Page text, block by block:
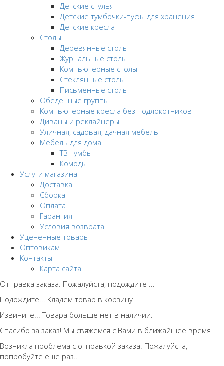
Детские стулья
Детские тумбочки-пуфы для хранения
Детские кресла
Столы
Деревянные столы
Журнальные столы
Компьютерные столы
Стеклянные столы
Письменные столы
Обеденные группы
Компьютерные кресла без подлокотников
Диваны и реклайнеры
Уличная, садовая, дачная мебель
Мебель для дома
ТВ-тумбы
Комоды
Услуги магазина
Доставка
Сборка
Оплата
Гарантия
Условия возврата
Уцененные товары
Оптовикам
Контакты
Карта сайта
Отправка заказа. Пожалуйста, подождите ...
Подождите... Кладем товар в корзину
Извините... Товара больше нет в наличии.
Спасибо за заказ! Мы свяжемся с Вами в ближайшее время
Возникла проблема с отправкой заказа. Пожалуйста,
попробуйте еще раз..